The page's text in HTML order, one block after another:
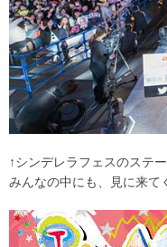
↑シンデレラフェスのステ
みんなの中にも、見に来